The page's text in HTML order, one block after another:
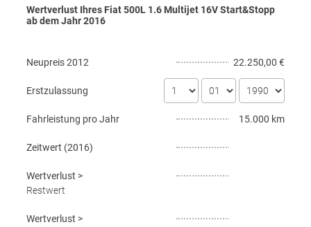
Wertverlust Ihres Fiat 500L 1.6 Multijet 16V Start&Stopp
ab dem Jahr2016
Neupreis2012 22.250,00 €
Erstzulassung
Fahrleistung pro Jahr 15.000 km
Zeitwert (2016)
Wertverlust >
Restwert
Wertverlust >